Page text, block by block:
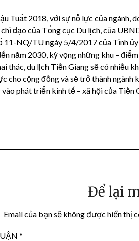
Tuất 2018, với sự nỗ lực của ngành,
đạo của Tổng cục Du lịch, của
11-NQ/TU ngày 5/4/2017 của Tỉnh
năm 2030, kỳ vọng những khu –
thác, du lịch Tiền Giang sẽ có nhiều
cho cộng đồng và sẽ trở thành ngành
phát triển kinh tế – xã hội của Tiền
Để lại
Email của bạn sẽ không được hiển thị
*